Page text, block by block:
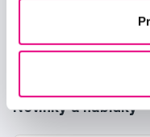
Novinky a nabídky